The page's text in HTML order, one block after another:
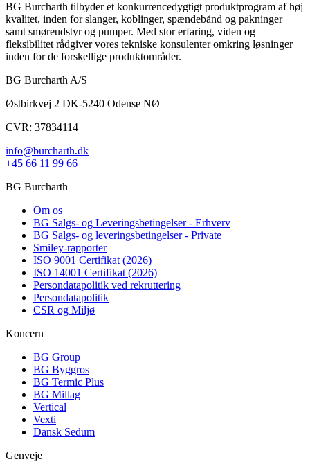
BG Burcharth tilbyder et konkurrencedygtigt produktprogram af høj
kvalitet, inden for slanger, koblinger, spændebånd og pakninger
samt smøreudstyr og pumper. Med stor erfaring, viden og
fleksibilitet rådgiver vores tekniske konsulenter omkring løsninger
inden for de forskellige produktområder.
BG Burcharth A/S
Østbirkvej 2 DK-5240 Odense NØ
CVR: 37834114
info@burcharth.dk
+45 66 11 99 66
BG Burcharth
Om os
BG Salgs- og Leveringsbetingelser - Erhverv
BG Salgs- og leveringsbetingelser - Private
Smiley-rapporter
ISO 9001 Certifikat (2026)
ISO 14001 Certifikat (2026)
Persondatapolitik ved rekruttering
Persondatapolitik
CSR og Miljø
Koncern
BG Group
BG Byggros
BG Termic Plus
BG Millag
Vertical
Vexti
Dansk Sedum
Genveje